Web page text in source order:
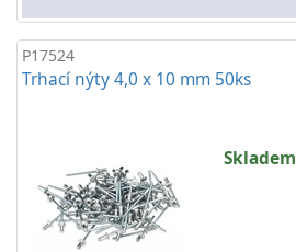
P17524
Trhací nýty 4,0 x 10 mm 50ks
Skladem